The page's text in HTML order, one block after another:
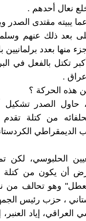
نعال أحدهم .
عما يبيته مقتدى
بعد ذلك عنهم
بلغ 73 عضوًا يمثلونه في
هذه الحركة ؟
حاول الصدر تشكيل
بحلفائه من كتلة
الديمقراطي
الحلبوسي،
أن يكون من
وهو تحالف من
، حزب رئيس
العراقي، إياد